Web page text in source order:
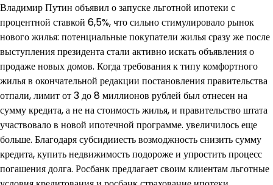
Владимир Путин объявил о запуске льготной ипотеки с
процентной ставкой 6,5%, что сильно стимулировало рынок
нового жилья: потенциальные покупатели жилья сразу же после
выступления президента стали активно искать объявления о
продаже новых домов. Когда требования к типу комфортного
жилья в окончательной редакции постановления правительства
отпали, лимит от 3 до 8 миллионов рублей был отнесен на
сумму кредита, а не на стоимость жилья, и правительство штата
участвовало в новой ипотечной программе. увеличилось еще
больше. Благодаря субсидииесть возмоджность снизить сумму
кредита, купить недвижимость подороже и упростить процесс
погашения долга. Росбанк предлагает своим клиентам льготные